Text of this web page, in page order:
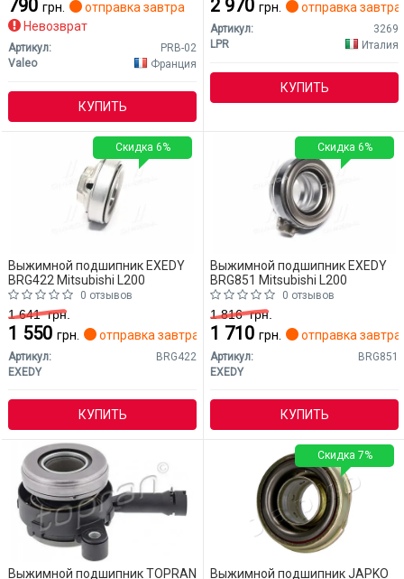
790 грн.
отправка завтра
Невозврат
Артикул:
PRB-02
Valeo
Франция
КУПИТЬ
2 970 грн. отправка завтра
Артикул:
3269
LPR
Италия
КУПИТЬ
Выжимной подшипник EXEDY
BRG422 Mitsubishi L200
0 отзывов
1 641грн.
1 550 грн. отправка завтра
Артикул:
BRG422
EXEDY
КУПИТЬ
Скидка 6%
Выжимной подшипник EXEDY
BRG851 Mitsubishi L200
0 отзывов
1 816грн.
1 710 грн. отправка завтра
Артикул:
BRG851
EXEDY
КУПИТЬ
Скидка 6%
Выжимной подшипник TOPRAN
Выжимной подшипник JAPKO
Скидка 7%